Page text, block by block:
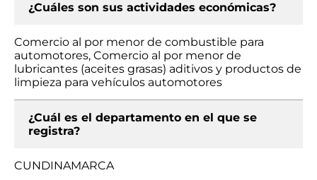
¿Cuáles son sus actividades económicas?
Comercio al por menor de combustible para
automotores, Comercio al por menor de
lubricantes (aceites grasas) aditivos y productos de
limpieza para vehículos automotores
¿Cuál es el departamento en el que se
registra?
CUNDINAMARCA